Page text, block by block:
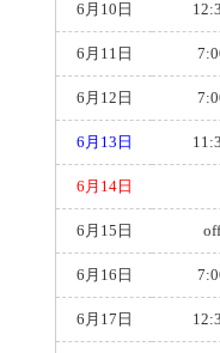
6月10日
6月11日
6月12日
6月13日
6月14日
6月15日 off
6月16日
6月17日